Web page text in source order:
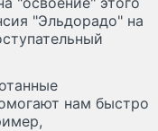
"Эльдорадо" на
нам быстро